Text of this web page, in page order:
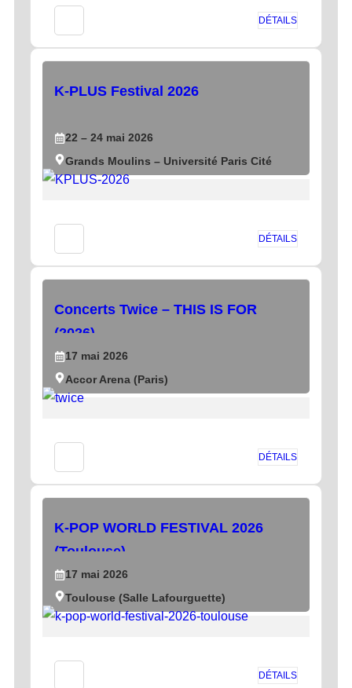
DÉTAILS
K-PLUS Festival 2026
22 – 24 mai 2026
Grands Moulins – Université Paris Cité
DÉTAILS
Concerts Twice – THIS IS FOR
(2026)
17 mai 2026
Accor Arena (Paris)
DÉTAILS
K-POP WORLD FESTIVAL 2026
(Toulouse)
17 mai 2026
Toulouse (Salle Lafourguette)
DÉTAILS